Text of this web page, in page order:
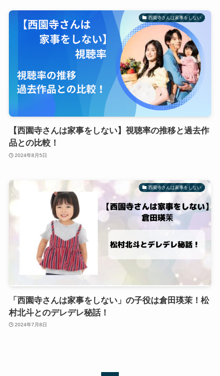
西園寺さんは家事をしない
【西園寺さんは家事をしない】視聴率の推移と過去作
品との比較！
2024年8月5日
西園寺さんは家事をしない
「西園寺さんは家事をしない」の子役は倉田瑛茉！松
村北斗とのデレデレ秘話！
2024年7月8日